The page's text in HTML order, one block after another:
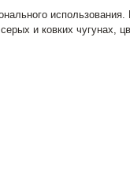
и ковких